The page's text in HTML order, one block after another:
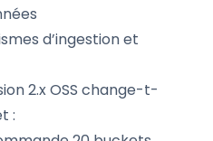
d’ingestion et
2.x OSS change-t-
: